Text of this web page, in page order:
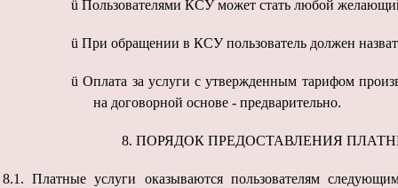
ü Пользователями КСУ может стать любой
ü При обращении в КСУ пользователь должен
ü Оплата за услуги с утвержденным тарифом
на договорной основе - предварительно.
8. ПОРЯДОК ПРЕДОСТАВЛЕНИЯ
8.1.
Платные услуги оказываются пользователям